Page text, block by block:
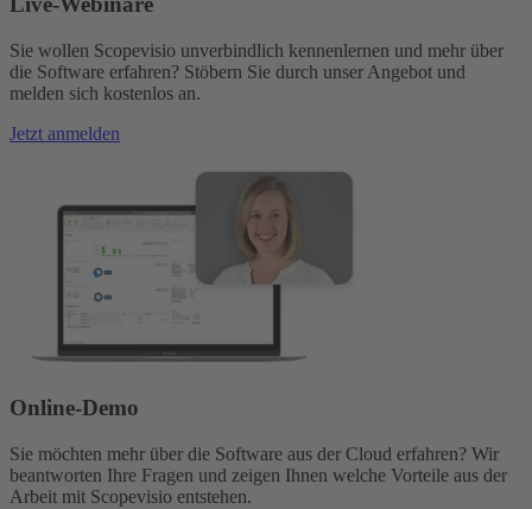
Sie wollen Scopevisio unverbindlich kennenlernen und mehr über
die Software erfahren? Stöbern Sie durch unser Angebot und
melden sich kostenlos an.
Jetzt anmelden
Online-Demo
Sie möchten mehr über die Software aus der Cloud erfahren? Wir
beantworten Ihre Fragen und zeigen Ihnen welche Vorteile aus der
Arbeit mit Scopevisio entstehen.